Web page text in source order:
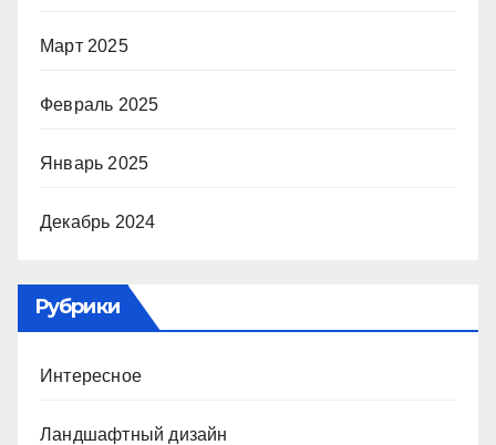
Март 2025
Февраль 2025
Январь 2025
Декабрь 2024
Рубрики
Интересное
Ландшафтный дизайн